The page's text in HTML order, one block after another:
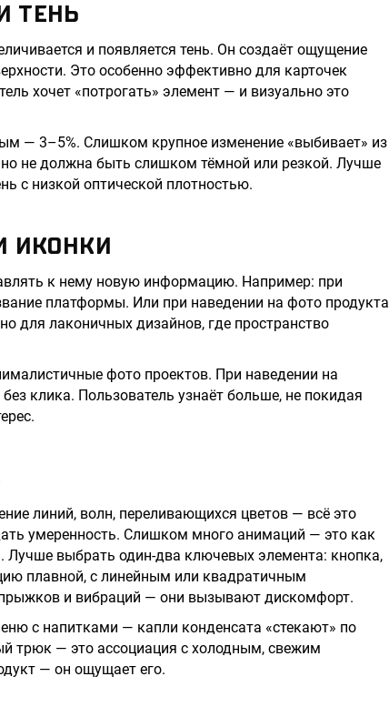
ТЕНЬ
и появляется тень. Он создаёт ощущение
Это особенно эффективно для карточек
хочет «потрогать» элемент — и визуально это
— 3–5%. Слишком крупное изменение «выбивает» из
но не должна быть слишком тёмной или резкой. Лучше
с низкой оптической плотностью.
ИКОНКИ
к нему новую информацию. Например: при
платформы. Или при наведении на фото продукта
для лаконичных дизайнов, где пространство
фото проектов. При наведении на
клика. Пользователь узнаёт больше, не покидая
линий, волн, переливающихся цветов — всё это
умеренность. Слишком много анимаций — это как
Лучше выбрать один-два ключевых элемента: кнопка,
плавной, с линейным или квадратичным
и вибраций — они вызывают дискомфорт.
с напитками — капли конденсата «стекают» по
трюк — это ассоциация с холодным, свежим
— он ощущает его.